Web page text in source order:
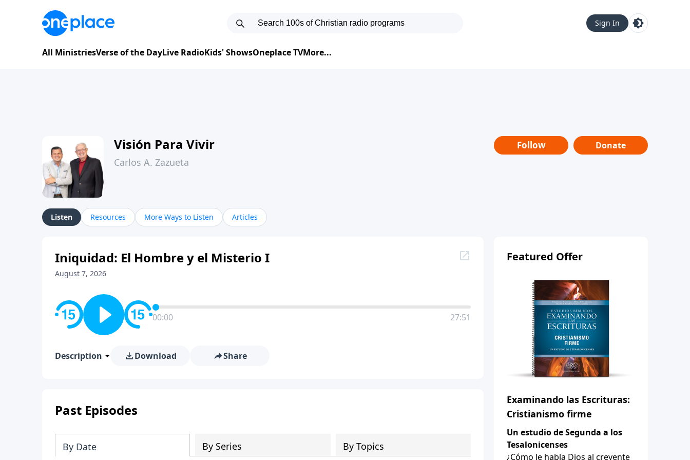
Sign In
All MinistriesVerse of the DayLive RadioKids' ShowsOneplace TVMore...
Visión Para Vivir
Carlos A. Zazueta
Follow Donate
Listen Resources More Ways to Listen Articles
Iniquidad: El Hombre y el Misterio I
August 7, 2026
00:00 27:51
Description Download Share
Past Episodes
By Date By Series By Topics
Featured Offer
Examinando las Escrituras:
Cristianismo firme
Un estudio de Segunda a los
Tesalonicenses
¿Cómo le habla Dios al creyente